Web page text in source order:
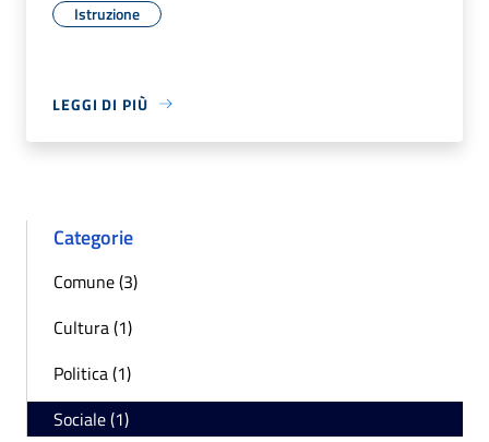
Istruzione
LEGGI DI PIÙ
Categorie
Comune (3)
Cultura (1)
Politica (1)
Sociale (1)